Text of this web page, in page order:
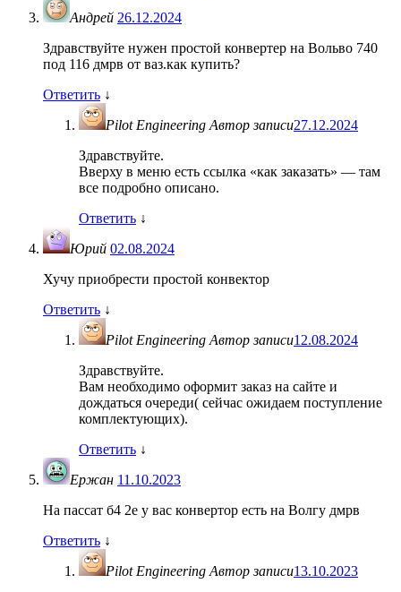
Андрей 26.12.2024
Здравствуйте нужен простой конвертер на Вольво 740
под 116 дмрв от ваз.как купить?
Ответить ↓
Pilot Engineering Автор записи27.12.2024
Здравствуйте.
Вверху в меню есть ссылка «как заказать» — там
все подробно описано.
Ответить ↓
Юрий 02.08.2024
Хучу приобрести простой конвектор
Ответить ↓
Pilot Engineering Автор записи12.08.2024
Здравствуйте.
Вам необходимо оформит заказ на сайте и
дождаться очереди( сейчас ожидаем поступление
комплектующих).
Ответить ↓
Ержан 11.10.2023
На пассат б4 2е у вас конвертор есть на Волгу дмрв
Ответить ↓
Pilot Engineering Автор записи13.10.2023